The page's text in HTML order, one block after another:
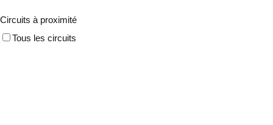
Circuits à proximité
Tous les circuits